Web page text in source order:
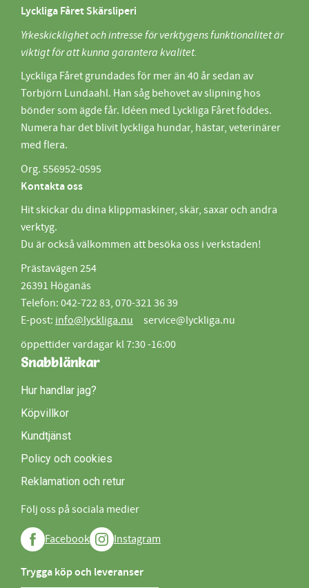
Lyckliga Fåret Skärsliperi
Yrkeskicklighet och intresse för verktygens funktionalitet är
viktigt för att kunna garantera kvalitet.
Lyckliga Fåret grundades för mer än 40 år sedan av
Torbjörn Lundaahl. Han såg behovet av slipning hos
bönder som ägde får. Idéen med Lyckliga Fåret föddes.
Numera har det blivit lyckliga hundar, hästar, veterinärer
med flera.
Org. 556952-0595
Kontakta oss
Hit skickar du dina klippmaskiner, skär, saxar och andra
verktyg.
Du är också välkommen att besöka oss i verkstaden!
Prästavägen 254
26391 Höganäs
Telefon: 042-722 83, 070-321 36 39
E-post: info@lyckliga.nu service@lyckliga.nu
öppettider vardagar kl 7:30 -16:00
Snabblänkar
Hur handlar jag?
Köpvillkor
Kundtjänst
Policy och cookies
Reklamation och retur
Följ oss på sociala medier
Facebook Instagram
Trygga köp och leveranser